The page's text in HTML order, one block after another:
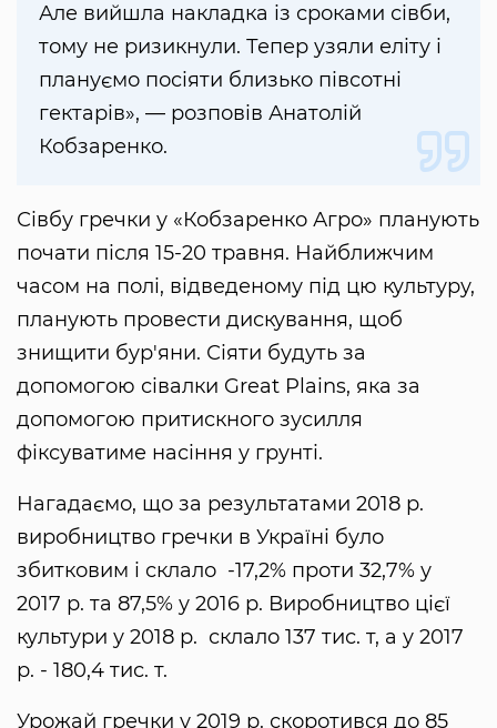
Але вийшла накладка із сроками сівби,
тому не ризикнули. Тепер узяли еліту і
плануємо посіяти близько півсотні
гектарів», — розповів Анатолій
Кобзаренко.
Сівбу гречки у «Кобзаренко Агро» планують
почати після 15-20 травня. Найближчим
часом на полі, відведеному під цю культуру,
планують провести дискування, щоб
знищити бур'яни. Сіяти будуть за
допомогою сівалки Great Plains, яка за
допомогою притискного зусилля
фіксуватиме насіння у грунті.
Нагадаємо, що за результатами 2018 р.
виробництво гречки в Україні було
збитковим і склало -17,2% проти 32,7% у
2017 р. та 87,5% у 2016 р. Виробництво цієї
культури у 2018 р. склало 137 тис. т, а у 2017
р. - 180,4 тис. т.
Урожай гречки у 2019 р. скоротився до 85